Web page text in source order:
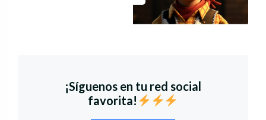
¡Síguenos en tu red social
favorita!